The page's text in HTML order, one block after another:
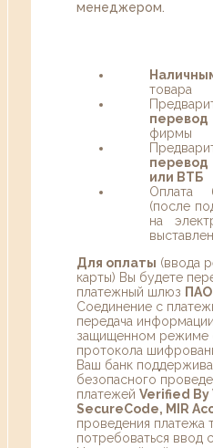
менеджером.
товара
перевод
фирмы
перевод
или ВТБ
Оплата
(после
на
Для оплаты (ввода
карты) Вы будете
платежный шлюз
Соединение с
передача
защищенном режиме
протокола
Ваш банк
безопасного
платежей Verified By
SecureCode, MIR
проведения платежа
потребоваться ввод